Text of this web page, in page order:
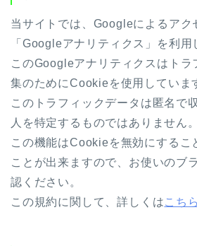
当サイトでは、Googleによるアク
「Googleアナリティクス」を利用
このGoogleアナリティクスはトラ
集のためにCookieを使用していま
このトラフィックデータは匿名で
人を特定するものではありません。
この機能はCookieを無効にするこ
ことが出来ますので、お使いのブ
認ください。
この規約に関して、詳しくはこちら